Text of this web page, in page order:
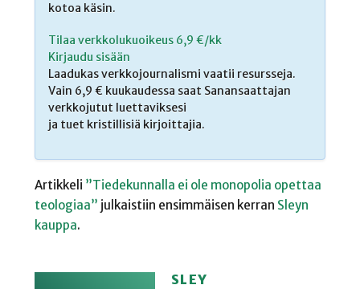
kotoa käsin.
Tilaa verkkolukuoikeus 6,9 €/kk
Kirjaudu sisään
Laadukas verkkojournalismi vaatii resursseja.
Vain 6,9 € kuukaudessa saat Sanansaattajan
verkkojutut luettaviksesi
ja tuet kristillisiä kirjoittajia.
Artikkeli ”Tiedekunnalla ei ole monopolia opettaa
teologiaa” julkaistiin ensimmäisen kerran Sleyn
kauppa.
SLEY